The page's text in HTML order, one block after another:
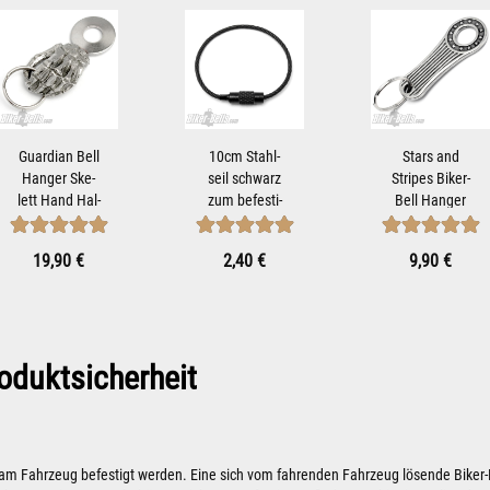
Guar­di­an Bell
Han­ger Ske­
lett Hand Hal­
te­rung zur be­
19,90 €
10cm Stahl­
seil schwarz
zum be­fes­ti­
gen von Biker-​​
2,40 €
Stars and
Stripes Biker-​​
Bell Han­ger
Hal­te­rung zur
9,90 €
Fahrzeug befestigt werden. Eine sich vom fahrenden Fahrzeug lösende